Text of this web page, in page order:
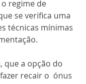
regime de
se verifica uma
técnicas mínimas
que a opção do
recair o  ónus